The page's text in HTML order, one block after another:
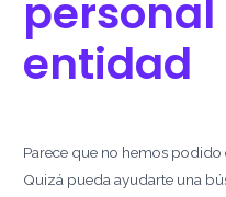
personal
entidad
Parece que no hemos podido
Quizá pueda ayudarte una